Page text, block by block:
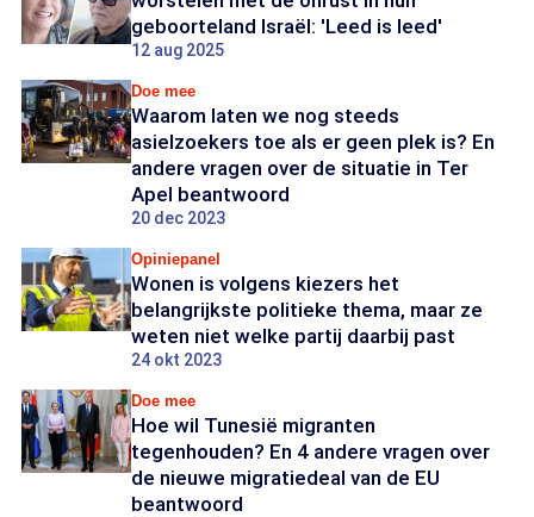
geboorteland Israël: 'Leed is leed'
12 aug 2025
Doe mee
Waarom laten we nog steeds
asielzoekers toe als er geen plek is? En
andere vragen over de situatie in Ter
Apel beantwoord
20 dec 2023
Opiniepanel
Wonen is volgens kiezers het
belangrijkste politieke thema, maar ze
weten niet welke partij daarbij past
24 okt 2023
Doe mee
Hoe wil Tunesië migranten
tegenhouden? En 4 andere vragen over
de nieuwe migratiedeal van de EU
beantwoord